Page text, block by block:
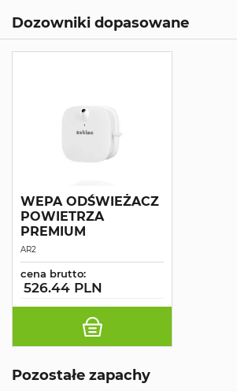
Dozowniki dopasowane
WEPA ODŚWIEŻACZ
POWIETRZA
PREMIUM
AR2
cena brutto:
526.44 PLN
Pozostałe zapachy